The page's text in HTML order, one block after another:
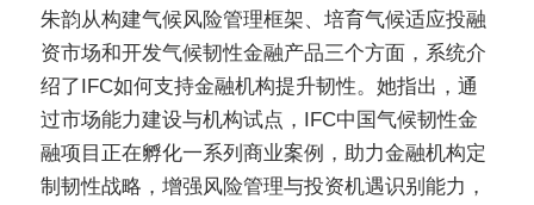
朱韵从构建气候风险管理框架、培育气候适应投融
资市场和开发气候韧性金融产品三个方面，系统介
绍了IFC如何支持金融机构提升韧性。她指出，通
过市场能力建设与机构试点，IFC中国气候韧性金
融项目正在孵化一系列商业案例，助力金融机构定
制韧性战略，增强风险管理与投资机遇识别能力，